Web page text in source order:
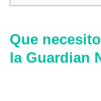
Que
la Guardian